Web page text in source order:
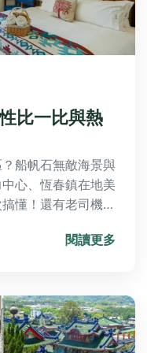
比一比與熱
船帆石無敵海景與
心、恆春鎮在地美
懂！還有老司機快
閱讀更多